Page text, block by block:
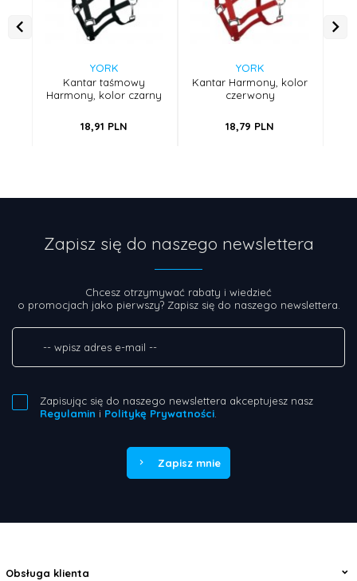
YORK
Kantar taśmowy
Harmony, kolor czarny
18,91 PLN
YORK
Kantar Harmony, kolor
czerwony
18,79 PLN
Zapisz się do naszego newslettera
Chcesz otrzymywać rabaty i wiedzieć
o promocjach jako pierwszy? Zapisz się do naszego newslettera.
Zapisując się do naszego newslettera akceptujesz nasz
Regulamin i Politykę Prywatności
Zapisz mnie
Obsługa klienta